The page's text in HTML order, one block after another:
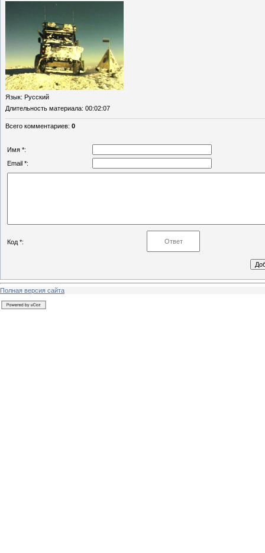
Язык: Русский
Длительность материала: 00:02:07
Всего комментариев: 0
Имя *:
Email *:
Код *:
Полная версия сайта